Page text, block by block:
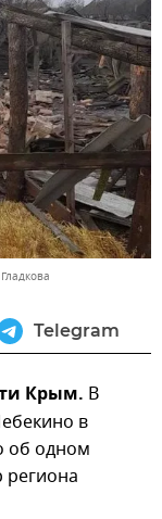
Telegram
Крым. В
в
об одном